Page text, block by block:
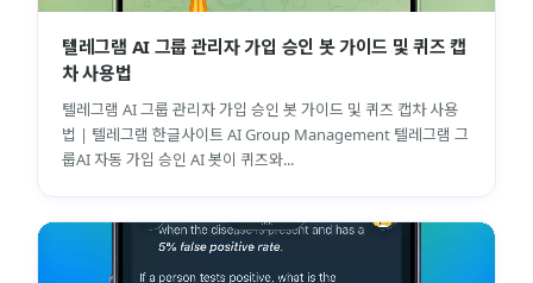
텔레그램 AI 그룹 관리자 가입 승인 봇 가이드 및 퀴즈 캡
차 사용법
텔레그램 AI 그룹 관리자 가입 승인 봇 가이드 및 퀴즈 캡차 사용
법 | 텔레그램 한글사이트 AI Group Management 텔레그램 그
룹AI 자동 가입 승인 AI 봇이 퀴즈와...